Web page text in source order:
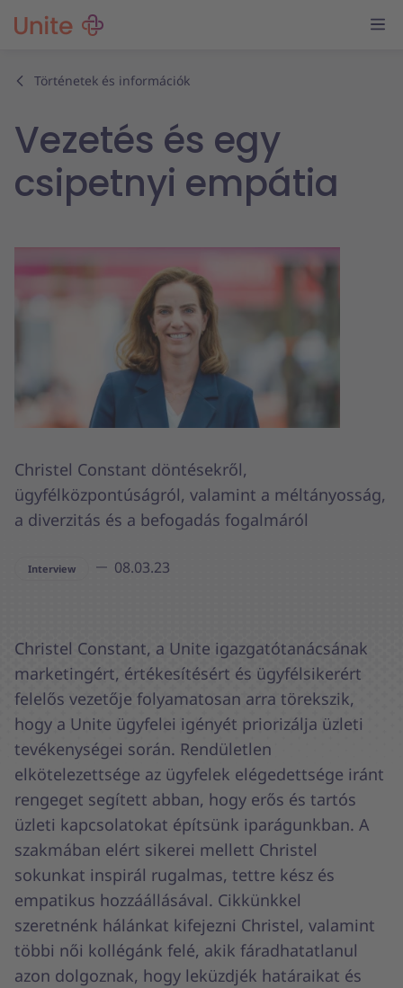
Történetek és információk
Vezetés és egy
csipetnyi empátia
Christel Constant döntésekről,
ügyfélközpontúságról, valamint a méltányosság,
a diverzitás és a befogadás fogalmáról
Interview 08.03.23
Christel Constant, a Unite igazgatótanácsának
marketingért, értékesítésért és ügyfélsikerért
felelős vezetője folyamatosan arra törekszik,
hogy a Unite ügyfelei igényét priorizálja üzleti
tevékenységei során. Rendületlen
elkötelezettsége az ügyfelek elégedettsége iránt
rengeget segített abban, hogy erős és tartós
üzleti kapcsolatokat építsünk iparágunkban. A
szakmában elért sikerei mellett Christel
sokunkat inspirál rugalmas, tettre kész és
empatikus hozzáállásával. Cikkünkkel
szeretnénk hálánkat kifejezni Christel, valamint
többi női kollégánk felé, akik fáradhatatlanul
azon dolgoznak, hogy leküzdjék határaikat és